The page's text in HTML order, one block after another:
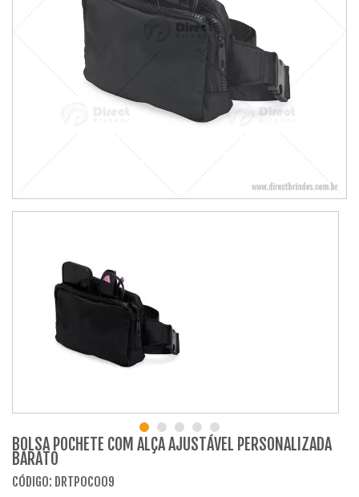
BOLSA POCHETE COM ALÇA AJUSTÁVEL PERSONALIZADA
BARATO
CÓDIGO: DRTPOC009